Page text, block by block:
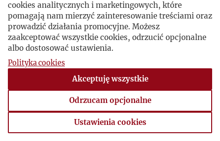
cookies analitycznych i marketingowych, które
pomagają nam mierzyć zainteresowanie treściami oraz
prowadzić działania promocyjne. Możesz
zaakceptować wszystkie cookies, odrzucić opcjonalne
albo dostosować ustawienia.
Polityka cookies
Akceptuję wszystkie
Odrzucam opcjonalne
Ustawienia cookies
Ustawienia cookies